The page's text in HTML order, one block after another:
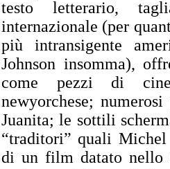
testo letterario,
internazionale (per
più intransigente
Johnson insomma),
come pezzi di
newyorchese;
Juanita; le sottili
“traditori” quali
di un film datato